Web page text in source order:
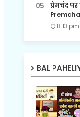
प्रेमचंद
8:13 pm
BAL